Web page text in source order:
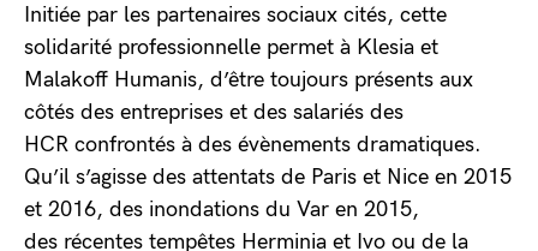
Initiée par les partenaires sociaux cités, cette
solidarité professionnelle permet à Klesia et
Malakoff Humanis, d’être toujours présents aux
côtés des entreprises et des salariés des
HCR confrontés à des évènements dramatiques.
Qu’il s’agisse des attentats de Paris et Nice en 2015
et 2016, des inondations du Var en 2015,
des récentes tempêtes Herminia et Ivo ou de la